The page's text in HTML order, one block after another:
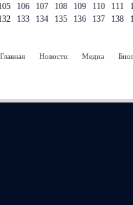
106 107 108 109 110 111
133 134 135 136 137 138
Главная Новости Медиа